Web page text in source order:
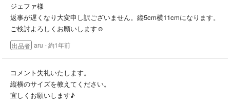
ジェファ様
返事が遅くなり大変申し訳ございません。縦5cm横11cmになります。
ご検討よろしくお願いします☺️
出品者 aru - 約1年前
コメント失礼いたします。
縦横のサイズを教えてください。
宜しくお願いします♪